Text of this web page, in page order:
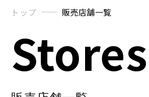
トップ 販売店舗一覧
Stores